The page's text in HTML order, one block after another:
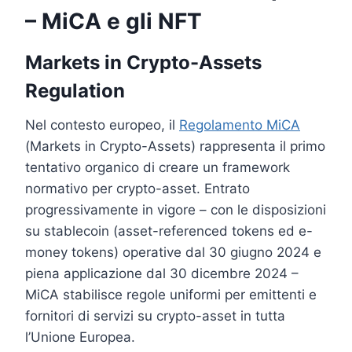
– MiCA e gli NFT
Markets in Crypto-Assets
Regulation
Nel contesto europeo, il Regolamento MiCA
(Markets in Crypto-Assets) rappresenta il primo
tentativo organico di creare un framework
normativo per crypto-asset. Entrato
progressivamente in vigore – con le disposizioni
su stablecoin (asset-referenced tokens ed e-
money tokens) operative dal 30 giugno 2024 e
piena applicazione dal 30 dicembre 2024 –
MiCA stabilisce regole uniformi per emittenti e
fornitori di servizi su crypto-asset in tutta
l’Unione Europea.